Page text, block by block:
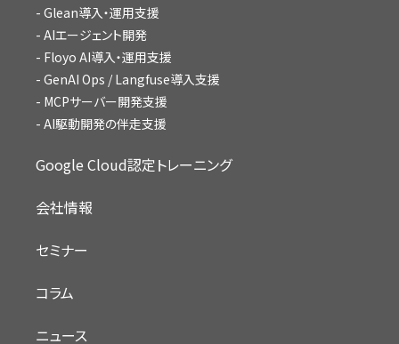
Glean導入・運用支援
AIエージェント開発
Floyo AI導入・運用支援
GenAI Ops / Langfuse導入支援
MCPサーバー開発支援
AI駆動開発の伴走支援
Google Cloud認定トレーニング
会社情報
セミナー
コラム
ニュース